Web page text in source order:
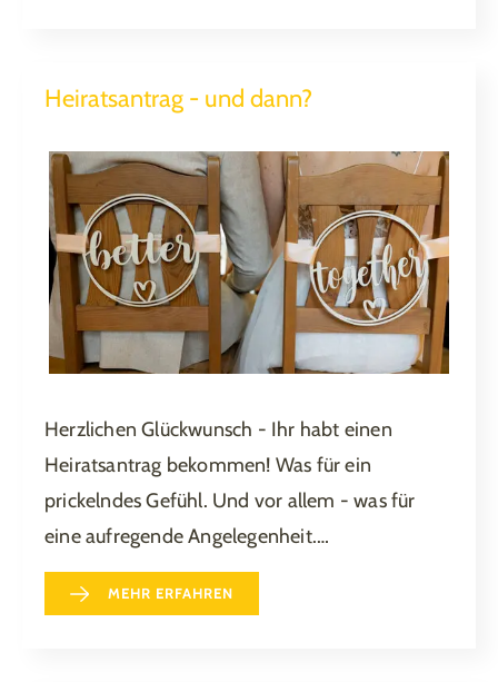
Heiratsantrag - und dann?
Herzlichen Glückwunsch - Ihr habt einen
Heiratsantrag bekommen! Was für ein
prickelndes Gefühl. Und vor allem - was für
eine aufregende Angelegenheit.…
MEHR ERFAHREN